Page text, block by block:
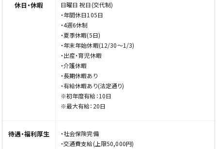
・通勤手当
・家族手当あり(規定あり)
【言語聴覚士】
基本給：228,100円～279,600円
住宅手当：8,000円～12,000円
調整手当：500円
※別途支給
・訪問看護ステーション勤務手当：20,000円
・通勤手当
・家族手当あり(規定あり)
休日・休暇
日曜日 祝日(交代制)
・年間休日105日
・4週6休制
・夏季休暇(5日)
・年末年始休暇(12/30～1/3)
・出産・育児休暇
・介護休暇
・長期休暇あり
・有給休暇あり(法定通り)
※初年度有給：10日
※最大有給：20日
待遇・福利厚生
・社会保険完備
・交通費支給(上限50,000円)